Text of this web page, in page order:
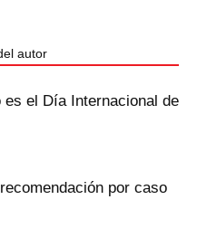
autor
es el Día Internacional de
por caso